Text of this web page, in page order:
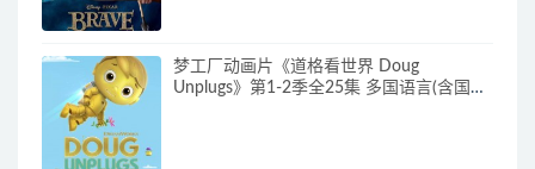
梦工厂动画片《道格看世界 Doug
Unplugs》第1-2季全25集 多国语言(含国